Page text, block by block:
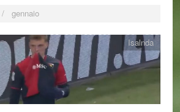
/ gennaio
Isalnda